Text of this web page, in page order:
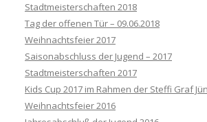
Stadtmeisterschaften 2018
Tag der offenen Tür – 09.06.2018
Weihnachtsfeier 2017
Saisonabschluss der Jugend – 2017
Stadtmeisterschaften 2017
Kids Cup 2017 im Rahmen der Steffi Graf
Weihnachtsfeier 2016